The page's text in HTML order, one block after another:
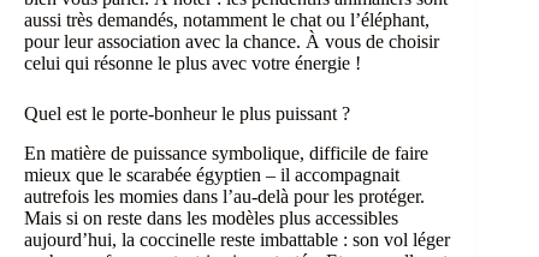
aussi très demandés, notamment le chat ou l’éléphant,
pour leur association avec la chance. À vous de choisir
celui qui résonne le plus avec votre énergie !
Quel est le porte-bonheur le plus puissant ?
En matière de puissance symbolique, difficile de faire
mieux que le scarabée égyptien – il accompagnait
autrefois les momies dans l’au-delà pour les protéger.
Mais si on reste dans les modèles plus accessibles
aujourd’hui, la coccinelle reste imbattable : son vol léger